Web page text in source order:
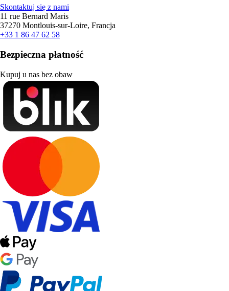
Skontaktuj się z nami
11 rue Bernard Maris
37270 Montlouis-sur-Loire, Francja
+33 1 86 47 62 58
Bezpieczna płatność
Kupuj u nas bez obaw